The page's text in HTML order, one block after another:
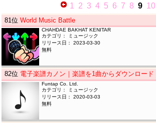
1 2 3 4 5 6 7 8 9 10
81位World Music Battle
CHAHDAE BAKHAT KENITAR
カテゴリ： ミュージック
リリース日： 2023-03-30
無料
82位 電子楽譜カノン｜楽譜を1曲からダウンロード
Funtap Co. Ltd.
カテゴリ： ミュージック
リリース日： 2020-03-03
無料